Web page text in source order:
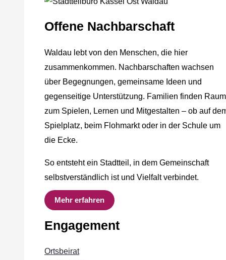
Offene Nachbarschaft
Waldau lebt von den Menschen, die hier
zusammenkommen. Nachbarschaften wachsen
über Begegnungen, gemeinsame Ideen und
gegenseitige Unterstützung. Familien finden Raum
zum Spielen, Lernen und Mitgestalten – ob auf
Spielplatz, beim Flohmarkt oder in der Schule um
die Ecke.
So entsteht ein Stadtteil, in dem Gemeinschaft
selbstverständlich ist und Vielfalt verbindet.
Mehr erfahren
Engagement
Ortsbeirat